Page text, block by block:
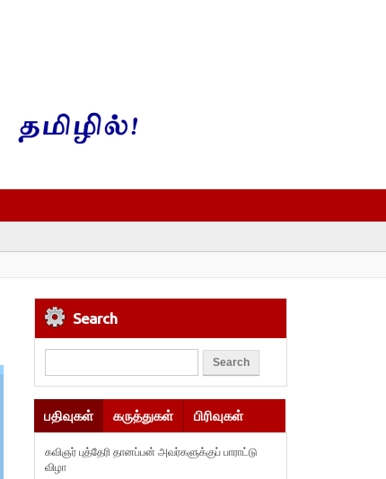
Search
பதிவுகள் கருத்துகள் பிரிவுகள்
கவிஞர் புத்தேரி தானப்பன் அவர்களுக்குப் பாராட்டு
விழா